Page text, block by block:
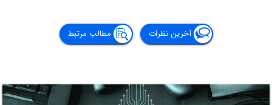
آخرین نظرات مطالب مرتبط